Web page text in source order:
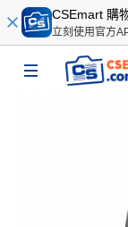
CSEmart 購
立刻使用官方